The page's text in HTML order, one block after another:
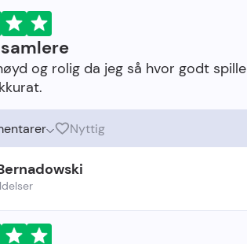
og rolig da jeg så hvor godt
Nyttig